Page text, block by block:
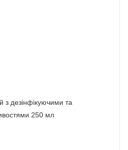
дезінфікуючими та
250 мл